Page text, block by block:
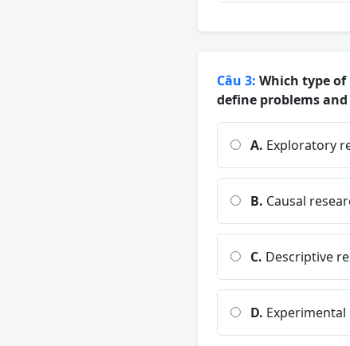
Câu 3: Which type
define problems
A. Exploratory
B. Causal
C. Descriptive
D. Experimental